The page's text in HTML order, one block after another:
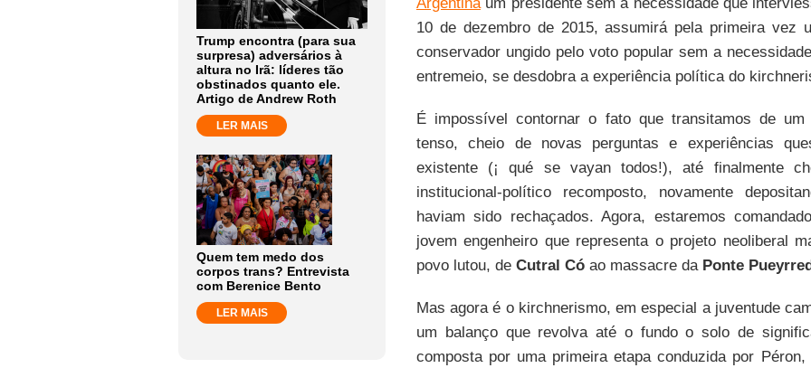
Trump encontra (para sua
surpresa) adversários à
altura no Irã: líderes tão
obstinados quanto ele.
Artigo de Andrew Roth
LER MAIS
Quem tem medo dos
corpos trans? Entrevista
com Berenice Bento
LER MAIS
10 de dezembro de 2015, assumirá pela primeira vez
conservador ungido pelo voto popular sem a
entremeio, se desdobra a experiência política do
É impossível contornar o fato que transitamos de um
tenso, cheio de novas perguntas e experiências
existente (¡ qué se vayan todos!), até finalmente
institucional-político recomposto, novamente
haviam sido rechaçados. Agora, estaremos
jovem engenheiro que representa o projeto neoliberal
povo lutou, de Cutral Cóao massacre da Ponte
Mas agora é o kirchnerismo, em especial a juventude
um balanço que revolva até o fundo o solo de
composta por uma primeira etapa conduzida por